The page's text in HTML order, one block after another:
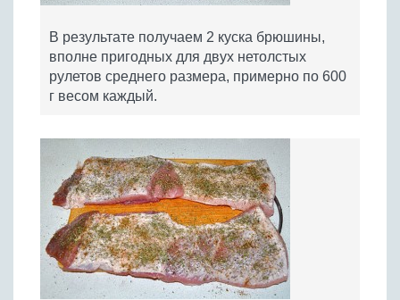
В результате получаем 2 куска брюшины,
вполне пригодных для двух нетолстых
рулетов среднего размера, примерно по 600
г весом каждый.